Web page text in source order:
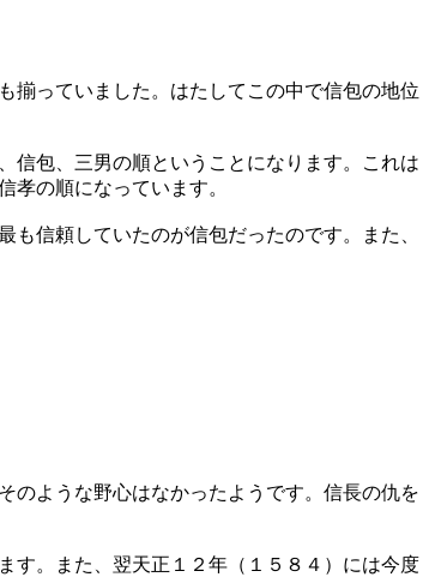
揃っていました。はたしてこの中で信包の地位
信包、三男の順ということになります。これは
孝の順になっています。
信頼していたのが信包だったのです。また、
のような野心はなかったようです。信長の仇を
す。また、翌天正１２年（１５８４）には今度